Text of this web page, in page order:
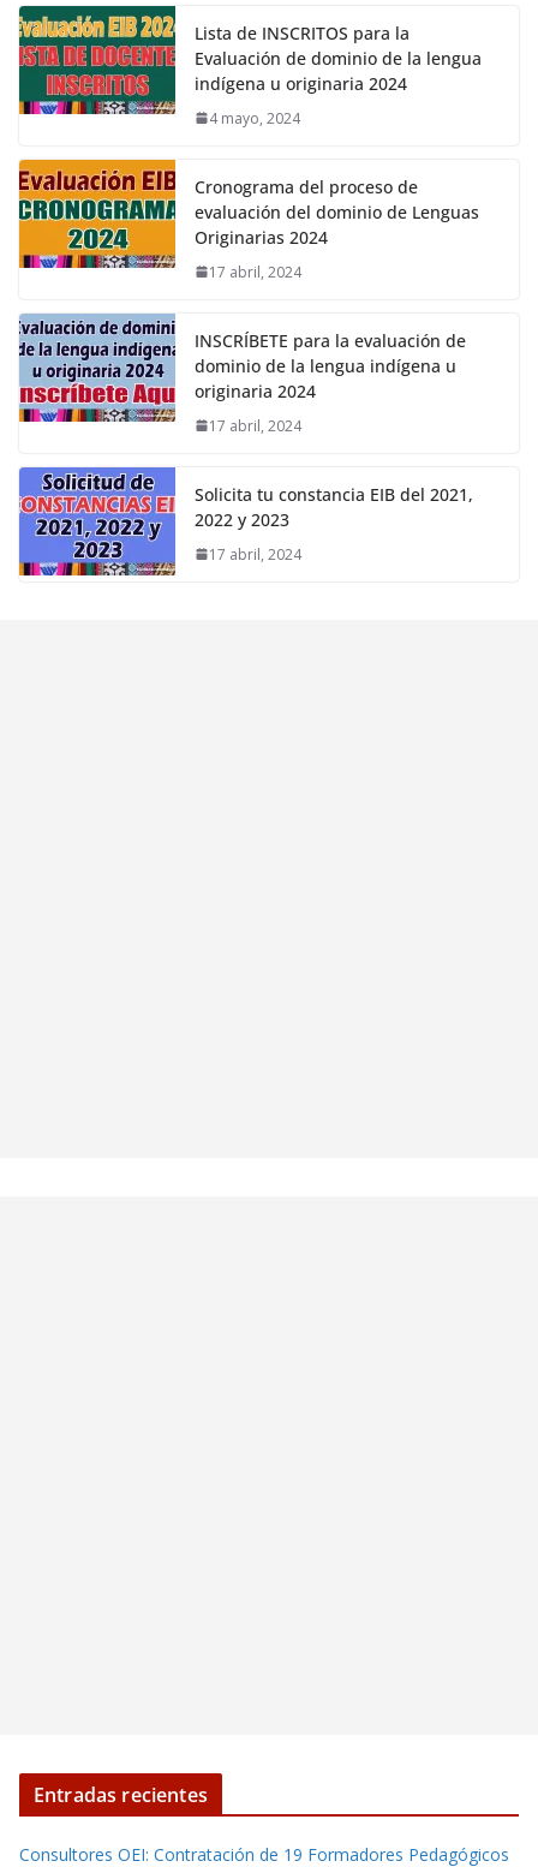
Lista de INSCRITOS para la
Evaluación de dominio de la lengua
indígena u originaria 2024
4 mayo, 2024
Cronograma del proceso de
evaluación del dominio de Lenguas
Originarias 2024
17 abril, 2024
INSCRÍBETE para la evaluación de
dominio de la lengua indígena u
originaria 2024
17 abril, 2024
Solicita tu constancia EIB del 2021,
2022 y 2023
17 abril, 2024
Entradas recientes
Consultores OEI: Contratación de 19 Formadores Pedagógicos